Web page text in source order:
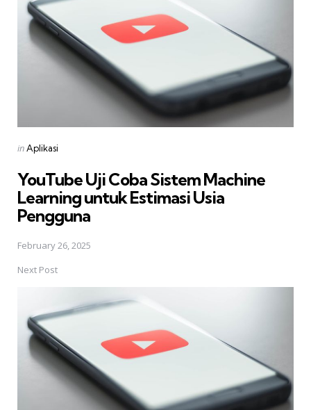
Posted
inAplikasi
YouTube Uji Coba Sistem Machine
Learning untuk Estimasi Usia
Pengguna
February 26, 2025
Next Post